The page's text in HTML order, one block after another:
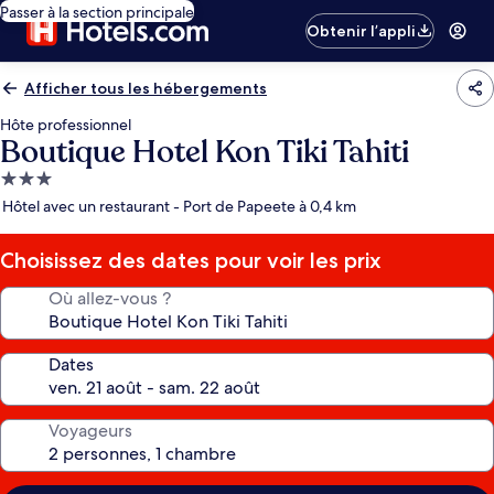
Passer à la section principale
Obtenir l’appli
Afficher tous les hébergements
Hôte professionnel
Boutique Hotel Kon Tiki Tahiti
Hébergement
3.0 étoiles
Hôtel avec un restaurant - Port de Papeete à 0,4 km
Choisissez des dates pour voir les prix
Où allez-vous ?
Dates
Voyageurs